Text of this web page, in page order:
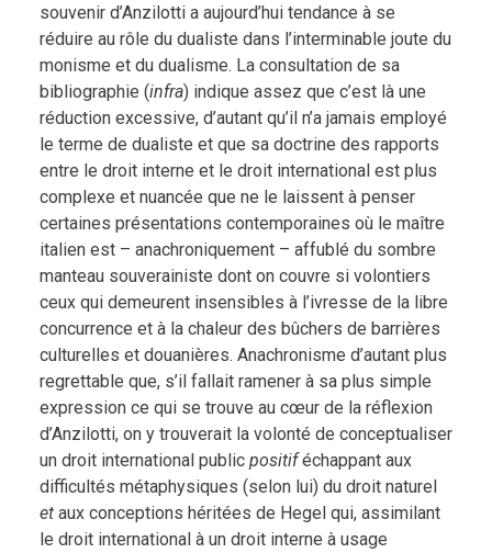
souvenir d’Anzilotti a aujourd’hui tendance à se
réduire au rôle du dualiste dans l’interminable joute du
monisme et du dualisme. La consultation de sa
bibliographie (infra) indique assez que c’est là une
réduction excessive, d’autant qu’il n’a jamais employé
le terme de dualiste et que sa doctrine des rapports
entre le droit interne et le droit international est plus
complexe et nuancée que ne le laissent à penser
certaines présentations contemporaines où le maître
italien est – anachroniquement – affublé du sombre
manteau souverainiste dont on couvre si volontiers
ceux qui demeurent insensibles à l’ivresse de la libre
concurrence et à la chaleur des bûchers de barrières
culturelles et douanières. Anachronisme d’autant plus
regrettable que, s’il fallait ramener à sa plus simple
expression ce qui se trouve au cœur de la réflexion
d’Anzilotti, on y trouverait la volonté de conceptualiser
un droit international public positiféchappant aux
difficultés métaphysiques (selon lui) du droit naturel
et aux conceptions héritées de Hegel qui, assimilant
le droit international à un droit interne à usage